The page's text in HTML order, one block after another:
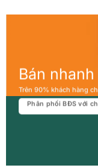
Bán
Trên 90% khách hàng
Phân phối BĐS với